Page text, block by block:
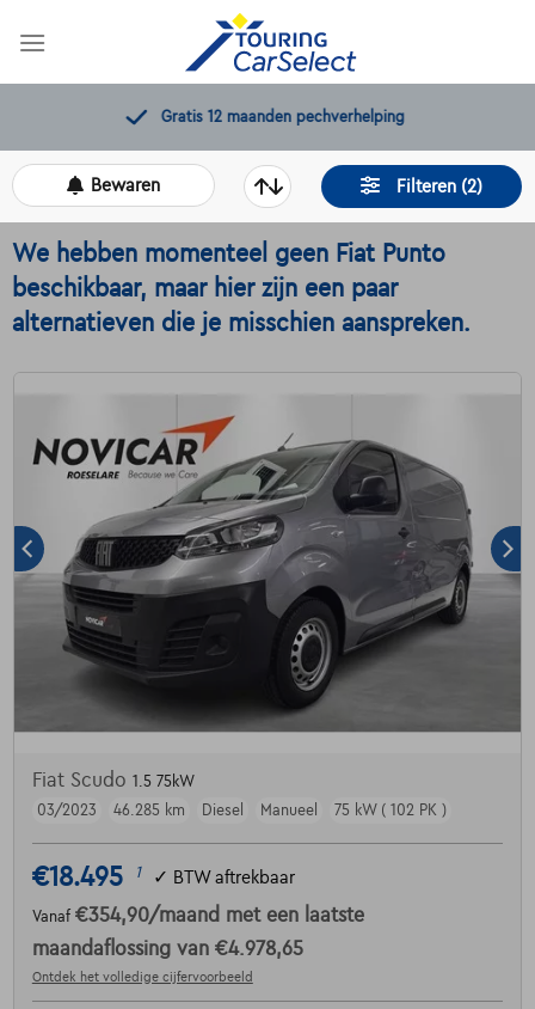
Gratis 12 maanden pechverhelping
Filteren (2)
Bewaren
We hebben momenteel geen Fiat Punto
beschikbaar, maar hier zijn een paar
alternatieven die je misschien aanspreken.
Fiat Scudo 1.5 75kW
03/2023
46.285 km Diesel Manueel 75 kW ( 102 PK )
€18.495 1 ✓ BTW aftrekbaar
Vanaf €354,90/maand met een laatste
maandaflossing van €4.978,65
Ontdek het volledige cijfervoorbeeld